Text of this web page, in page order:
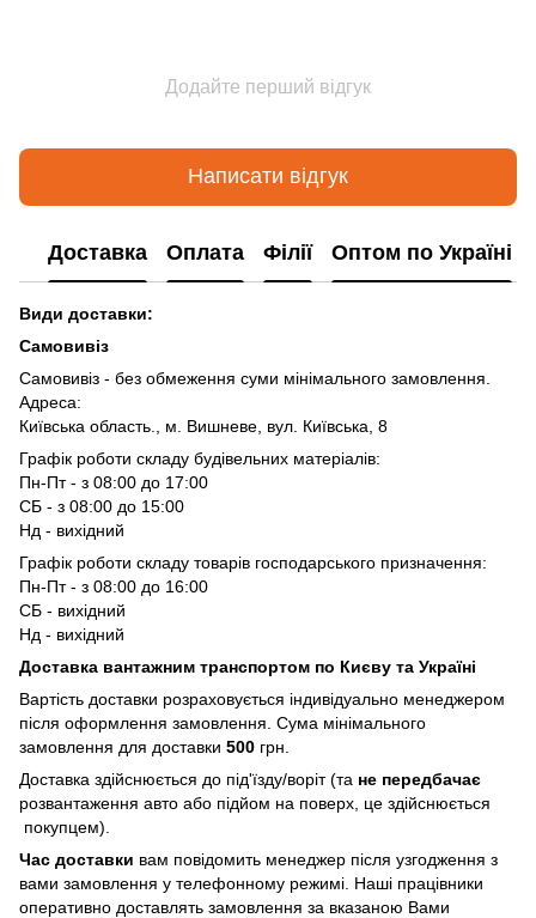
Додайте перший відгук
Написати відгук
Доставка Оплата Філії Оптом по Україні
Види доставки:
Самовивіз
Самовивіз - без обмеження суми мінімального замовлення.
Адреса:
Київська область., м. Вишневе, вул. Київська, 8
Графік роботи складу будівельних матеріалів:
Пн-Пт - з 08:00 до 17:00
СБ - з 08:00 до 15:00
Нд - вихідний
Графік роботи складу товарів господарського призначення:
Пн-Пт - з 08:00 до 16:00
СБ - вихідний
Нд - вихідний
Доставка вантажним транспортом по Києву та Україні
Вартість доставки розраховується індивідуально менеджером
після оформлення замовлення. Сума мінімального
замовлення для доставки 500 грн.
Доставка здійснюється до під'їзду/воріт (та не передбачає
розвантаження авто або підйом на поверх, це здійснюється
покупцем).
Час доставки вам повідомить менеджер після узгодження з
вами замовлення у телефонному режимі. Наші працівники
оперативно доставлять замовлення за вказаною Вами